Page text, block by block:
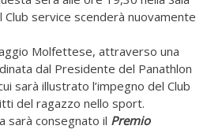
service scenderà nuovamente
Molfettese, attraverso una
dal Presidente del Panathlon
sarà illustrato l’impegno del Club
del ragazzo nello sport.
sarà consegnato il Premio